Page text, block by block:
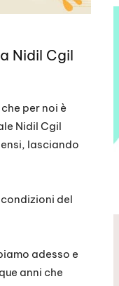
Nidil Cgil
per noi è
Nidil Cgil
lasciando
del
adesso e
anni che